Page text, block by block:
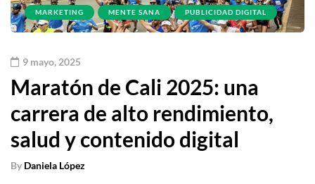
MARKETING MENTE SANA PUBLICIDAD DIGITAL
9 mayo, 2025
Maratón de Cali 2025: una
carrera de alto rendimiento,
salud y contenido digital
By Daniela López